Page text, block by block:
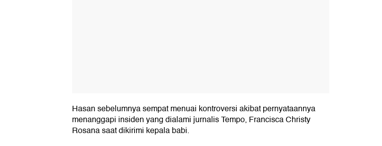
Hasan sebelumnya sempat menuai kontroversi akibat pernyataannya
menanggapi insiden yang dialami jurnalis Tempo, Francisca Christy
Rosana saat dikirimi kepala babi.